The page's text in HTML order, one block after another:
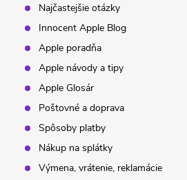
Najčastejšie otázky
Innocent Apple Blog
Apple poradňa
Apple návody a tipy
Apple Glosár
Poštovné a doprava
Spôsoby platby
Nákup na splátky
Výmena, vrátenie, reklamácie